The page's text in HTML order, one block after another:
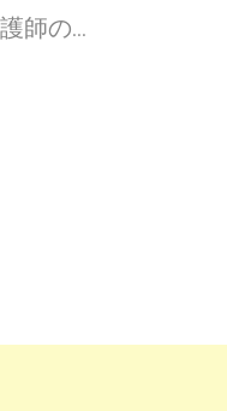
師の...